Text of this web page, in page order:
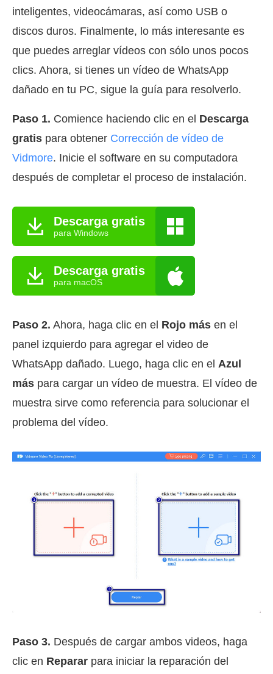
inteligentes, videocámaras, así como USB o
discos duros. Finalmente, lo más interesante es
que puedes arreglar vídeos con sólo unos pocos
clics. Ahora, si tienes un vídeo de WhatsApp
dañado en tu PC, sigue la guía para resolverlo.
Paso 1. Comience haciendo clic en el Descarga
gratis para obtener Corrección de vídeo de
Vidmore. Inicie el software en su computadora
después de completar el proceso de instalación.
Descarga gratis
para Windows
Descarga gratis
para macOS
Paso 2. Ahora, haga clic en el Rojo más en el
panel izquierdo para agregar el video de
WhatsApp dañado. Luego, haga clic en el Azul
más para cargar un vídeo de muestra. El vídeo de
muestra sirve como referencia para solucionar el
problema del vídeo.
Paso 3. Después de cargar ambos videos, haga
clic en Reparar para iniciar la reparación del